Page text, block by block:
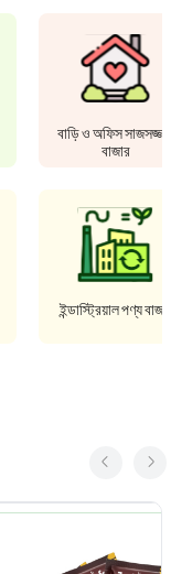
বাড়ি ও অফিস
বাজার
ইন্ডাস্ট্রিয়াল পণ্য